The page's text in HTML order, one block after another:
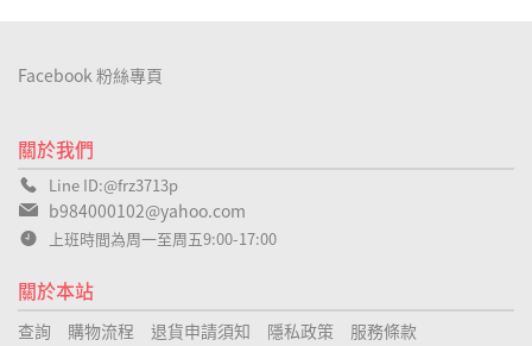
關於我們
Line ID:@frz3713p
b984000102@yahoo.com
上班時間為周一至周五9:00-17:00
關於本站
查詢 購物流程 退貨申請須知 隱私政策 服務條款
Facebook 粉絲專頁